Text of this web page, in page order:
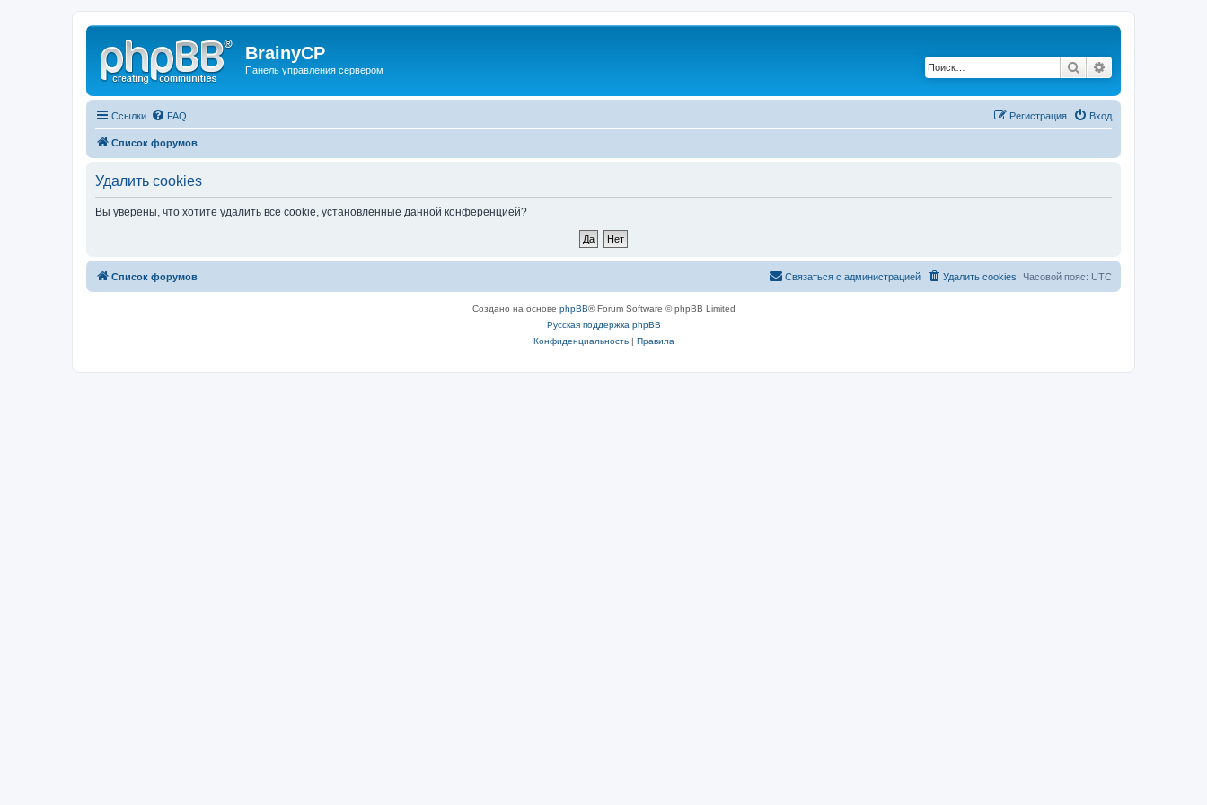
BrainyCP
Панель управления сервером Поиск
Ссылки FAQ Вход
Регистрация
Список форумов
Удалить cookies
Вы уверены, что хотите удалить все cookie, установленные данной конференцией?
Список форумов Часовой пояс: UTC
Удалить cookies
Связаться с администрацией
Создано на основе phpBB® Forum Software © phpBB Limited
Русская поддержка phpBB
Конфиденциальность| Правила